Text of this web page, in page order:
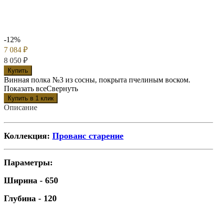
-12%
7 084 ₽
8 050 ₽
Купить
Винная полка №3 из сосны, покрыта пчелиным воском.
Показать всеСвернуть
Описание
Коллекция: Прованс старение
Параметры:
Ширина - 650
Глубина - 120